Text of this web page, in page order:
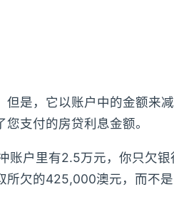
是，它以账户中的金额来
支付的房贷利息金额。
账户里有2.5万元，你只欠
所欠的425,000澳元，而不